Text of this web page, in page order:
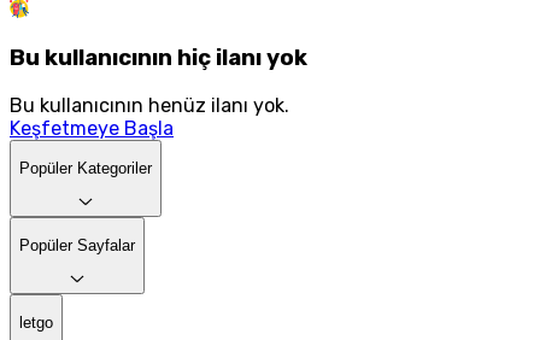
Bu kullanıcının hiç ilanı yok
Bu kullanıcının henüz ilanı yok.
Keşfetmeye Başla
Popüler Kategoriler
Popüler Sayfalar
letgo